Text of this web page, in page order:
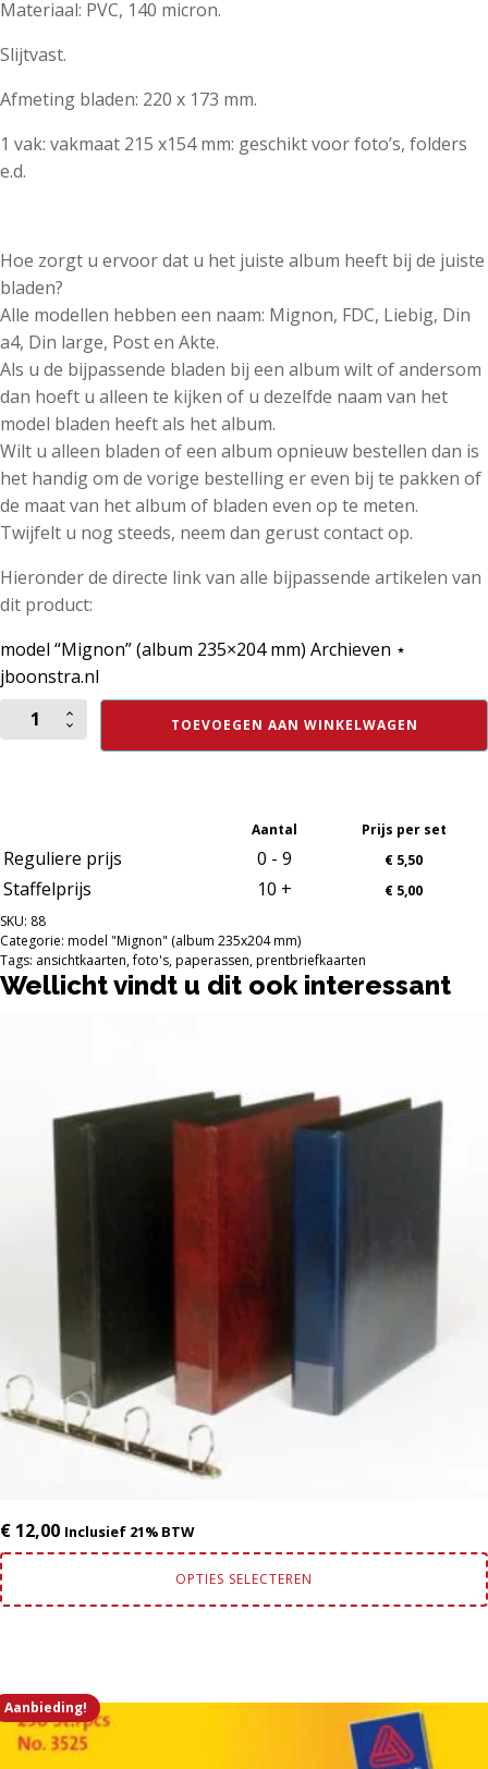
Materiaal: PVC, 140 micron.
Slijtvast.
Afmeting bladen: 220 x 173 mm.
1 vak: vakmaat 215 x154 mm: geschikt voor foto’s, folders
e.d.
Hoe zorgt u ervoor dat u het juiste album heeft bij de juiste
bladen?
Alle modellen hebben een naam: Mignon, FDC, Liebig, Din
a4, Din large, Post en Akte.
Als u de bijpassende bladen bij een album wilt of andersom
dan hoeft u alleen te kijken of u dezelfde naam van het
model bladen heeft als het album.
Wilt u alleen bladen of een album opnieuw bestellen dan is
het handig om de vorige bestelling er even bij te pakken of
de maat van het album of bladen even op te meten.
Twijfelt u nog steeds, neem dan gerust contact op.
Hieronder de directe link van alle bijpassende artikelen van
dit product:
model “Mignon” (album 235×204 mm) Archieven ⋆
jboonstra.nl
Mignon
set
1
(vakmaat
215
x
154
mm)
voor
TOEVOEGEN AAN WINKELWAGEN
Aantal Prijs per set
Reguliere prijs 0 - 9 € 5,50
Staffelprijs 10 + € 5,00
SKU: 88
Categorie: model "Mignon" (album 235x204 mm)
Tags: ansichtkaarten,foto's,paperassen,prentbriefkaarten
Wellicht vindt u dit ook interessant
€ 12,00 Inclusief 21% BTW
OPTIES SELECTEREN
variaties.
gekozen
worden
productpagina
Aanbieding!